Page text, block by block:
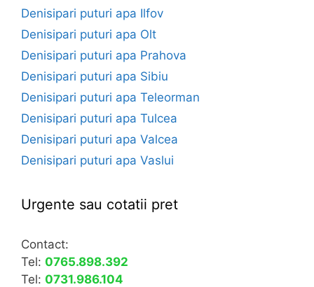
Denisipari puturi apa Ilfov
Denisipari puturi apa Olt
Denisipari puturi apa Prahova
Denisipari puturi apa Sibiu
Denisipari puturi apa Teleorman
Denisipari puturi apa Tulcea
Denisipari puturi apa Valcea
Denisipari puturi apa Vaslui
Urgente sau cotatii pret
Contact:
Tel: 0765.898.392
Tel: 0731.986.104